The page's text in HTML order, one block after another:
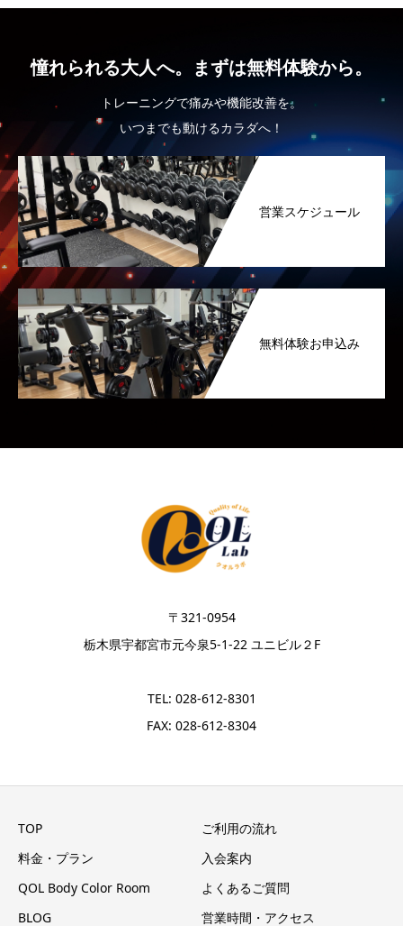
憧れられる大人へ。まずは無料体験から。
トレーニングで痛みや機能改善を。
いつまでも動けるカラダへ！
営業スケジュール
無料体験お申込み
〒321-0954
栃木県宇都宮市元今泉5-1-22 ユニビル２F
TEL: 028-612-8301
FAX: 028-612-8304
TOP
ご利用の流れ
料金・プラン
入会案内
QOL Body Color Room
よくあるご質問
BLOG
営業時間・アクセス